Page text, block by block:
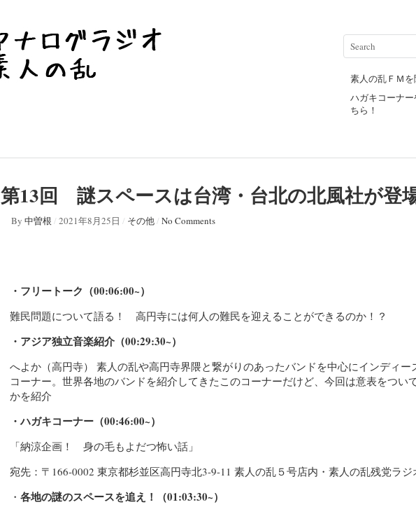
素人の乱ＦＭを
ハガキコーナ
ちら！
第13回 謎スペースは台湾・台北の北風社が登
By 中曽根 / 2021年8月25日 / その他/ No Comments
・フリートーク（00:06:00~）
難民問題について語る！ 高円寺には何人の難民を迎えることができるのか！？
・アジア独立音楽紹介（00:29:30~）
へよか（高円寺） 素人の乱や高円寺界隈と繋がりのあったバンドを中心にインディー
コーナー。世界各地のバンドを紹介してきたこのコーナーだけど、今回は意表をつ
かを紹介
・ハガキコーナー（00:46:00~）
「納涼企画！ 身の毛もよだつ怖い話」
宛先：〒166-0002 東京都杉並区高円寺北3-9-11 素人の乱５号店内・素人の乱残党ラ
・ 各地の謎のスペースを追え！（01:03:30~）